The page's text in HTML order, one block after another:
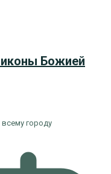
Божией
городу